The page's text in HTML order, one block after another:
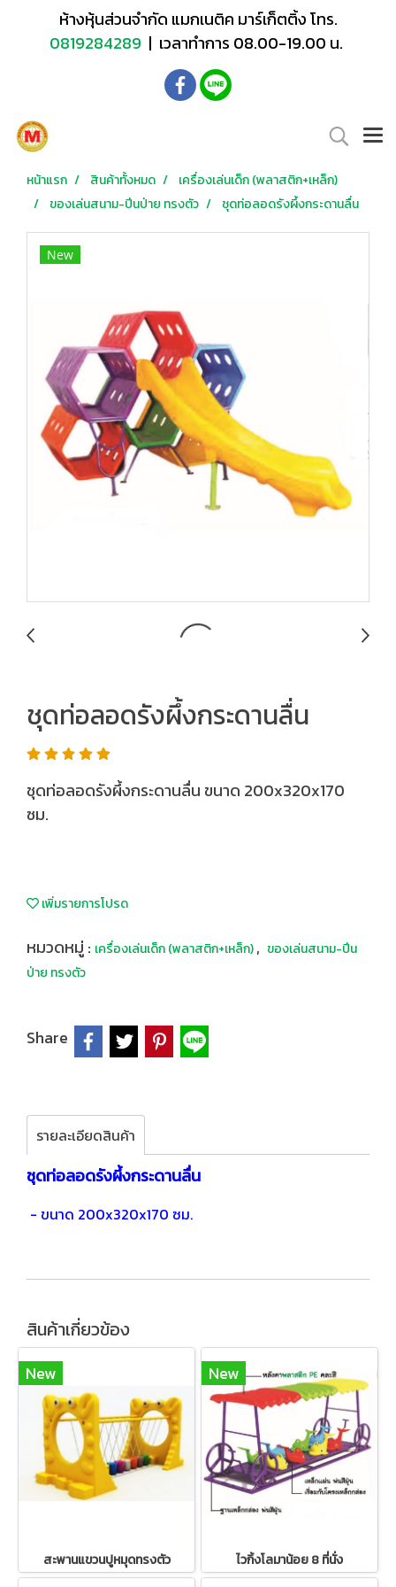
ห้างหุ้นส่วนจำกัด แมกเนติค มาร์เก็ตติ้ง โทร.
0819284289 | เวลาทำการ 08.00-19.00 น.
หน้าแรก สินค้าทั้งหมด
เครื่องเล่นเด็ก (พลาสติก+เหล็ก)
ของเล่นสนาม-ปีนป่าย ทรงตัว
ชุดท่อลอดรังผึ้งกระดานลื่น
New
ชุดท่อลอดรังผึ้งกระดานลื่น
ชุดท่อลอดรังผึ้งกระดานลื่น ขนาด 200x320x170
ซม.
เพิ่มรายการโปรด
หมวดหมู่ : เครื่องเล่นเด็ก (พลาสติก+เหล็ก), ของเล่นสนาม-ปีน
ป่าย ทรงตัว
Share
รายละเอียดสินค้า
ชุดท่อลอดรังผึ้งกระดานลื่น
- ขนาด 200x320x170 ซม.
สินค้าเกี่ยวข้อง
New
สะพานแขวนปูหมุดทรงตัว
New
ไวกิ้งโลมาน้อย 8 ที่นั่ง